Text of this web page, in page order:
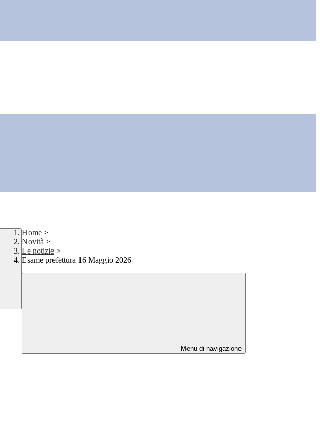
Home >
Novità >
Le notizie >
Esame prefettura 16 Maggio 2026
Menu di navigazione